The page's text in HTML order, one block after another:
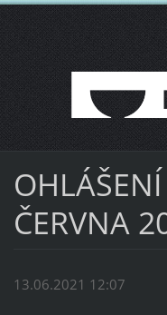
ČERVNA
13.06.2021 12:07